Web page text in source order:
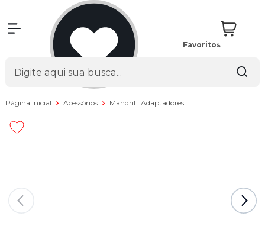
Favoritos
Página Inicial Acessórios Mandril | Adaptadores